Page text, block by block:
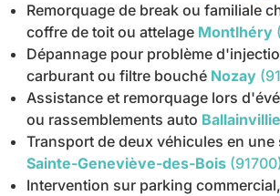
Remorquage de break ou familiale
coffre de toit ou attelage Montlhéry
Dépannage pour problème
carburant ou filtre bouché Nozay
Assistance et remorquage lors
ou rassemblements auto
Transport de deux véhicules en une
Sainte-Geneviève-des-Bois
Intervention sur parking